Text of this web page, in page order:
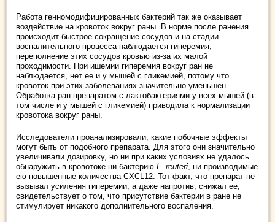
Работа генномодифицированных бактерий так же оказывает
воздействие на кровоток вокруг раны. В норме после ранения
происходит быстрое сокращение сосудов и на стадии
воспалительного процесса наблюдается гиперемия,
переполнение этих сосудов кровью из-за их малой
проходимости. При ишемии гиперемия вокруг ран не
наблюдается, нет ее и у мышей с гликемией, потому что
кровоток при этих заболеваниях значительно уменьшен.
Обработка ран препаратом с лактобактериями у всех мышей (в
том числе и у мышей с гликемией) приводила к нормализации
кровотока вокруг раны.
Исследователи проанализировали, какие побочные эффекты
могут быть от подобного препарата. Для этого они значительно
увеличивали дозировку, но ни при каких условиях не удалось
обнаружить в кровотоке ни бактерию L. reuteri , ни производимые
ею повышенные количества CXCL12. Тот факт, что препарат не
вызывал усиления гиперемии, а даже напротив, снижал ее,
свидетельствует о том, что присутствие бактерии в ране не
стимулирует никакого дополнительного воспаления.